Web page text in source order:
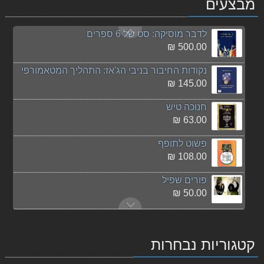
מבצעים50.00 ₪
לדבר מוסיקה: סט של 6 ספרים
500.00 ₪
נקודות החיבור בניבי הג'אז: התהליך המטאמורפי
145.00 ₪
חנוכה טיש
63.00 ₪
פשוט לתופף
108.00 ₪
פורים שפיל
50.00 ₪
שירים ישראלים שנות ה-2000
קטגוריות נבחרות